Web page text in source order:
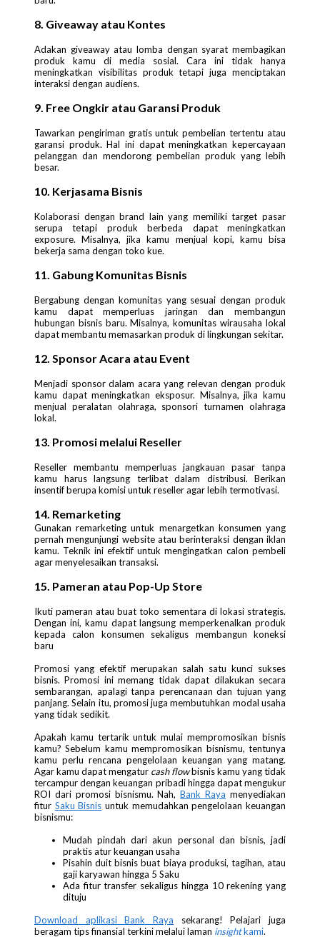
8. Giveaway atau Kontes
Adakan giveaway atau lomba dengan syarat membagikan
produk kamu di media sosial. Cara ini tidak hanya
meningkatkan visibilitas produk tetapi juga menciptakan
interaksi dengan audiens.
9. Free Ongkir atau Garansi Produk
Tawarkan pengiriman gratis untuk pembelian tertentu atau
garansi produk. Hal ini dapat meningkatkan kepercayaan
pelanggan dan mendorong pembelian produk yang lebih
besar.
10. Kerjasama Bisnis
Kolaborasi dengan brand lain yang memiliki target pasar
serupa tetapi produk berbeda dapat meningkatkan
exposure. Misalnya, jika kamu menjual kopi, kamu bisa
bekerja sama dengan toko kue.
11. Gabung Komunitas Bisnis
Bergabung dengan komunitas yang sesuai dengan produk
kamu dapat memperluas jaringan dan membangun
hubungan bisnis baru. Misalnya, komunitas wirausaha lokal
dapat membantu memasarkan produk di lingkungan sekitar.
12. Sponsor Acara atau Event
Menjadi sponsor dalam acara yang relevan dengan produk
kamu dapat meningkatkan eksposur. Misalnya, jika kamu
menjual peralatan olahraga, sponsori turnamen olahraga
lokal.
13. Promosi melalui Reseller
Reseller membantu memperluas jangkauan pasar tanpa
kamu harus langsung terlibat dalam distribusi. Berikan
insentif berupa komisi untuk reseller agar lebih termotivasi.
14. Remarketing
Gunakan remarketing untuk menargetkan konsumen yang
pernah mengunjungi website atau berinteraksi dengan iklan
kamu. Teknik ini efektif untuk mengingatkan calon pembeli
agar menyelesaikan transaksi.
15. Pameran atau Pop-Up Store
Ikuti pameran atau buat toko sementara di lokasi strategis.
Dengan ini, kamu dapat langsung memperkenalkan produk
kepada calon konsumen sekaligus membangun koneksi
baru
Promosi yang efektif merupakan salah satu kunci sukses
bisnis. Promosi ini memang tidak dapat dilakukan secara
sembarangan, apalagi tanpa perencanaan dan tujuan yang
panjang. Selain itu, promosi juga membutuhkan modal usaha
yang tidak sedikit.
Apakah kamu tertarik untuk mulai mempromosikan bisnis
kamu? Sebelum kamu mempromosikan bisnismu, tentunya
kamu perlu rencana pengelolaan keuangan yang matang.
Agar kamu dapat mengatur cash flowbisnis kamu yang tidak
tercampur dengan keuangan pribadi hingga dapat mengukur
ROI dari promosi bisnismu. Nah,Bank Raya menyediakan
fitur Saku Bisnis untuk memudahkan pengelolaan keuangan
bisnismu:
Mudah pindah dari akun personal dan bisnis, jadi
praktis atur keuangan usaha
Pisahin duit bisnis buat biaya produksi, tagihan, atau
gaji karyawan hingga 5 Saku
Ada fitur transfer sekaligus hingga 10 rekening yang
dituju
Download aplikasi Bank Raya sekarang! Pelajari juga
beragam tips finansial terkini melalui laman insightkami.